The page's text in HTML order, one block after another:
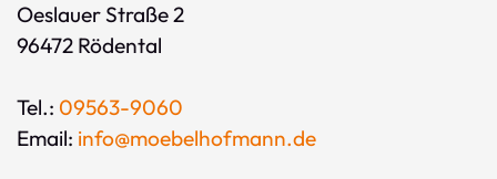
Oeslauer Straße 2
96472 Rödental
Tel.: 09563-9060
Email: info@moebelhofmann.de